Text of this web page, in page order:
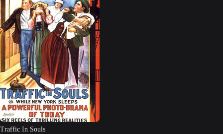
Traffic In Souls